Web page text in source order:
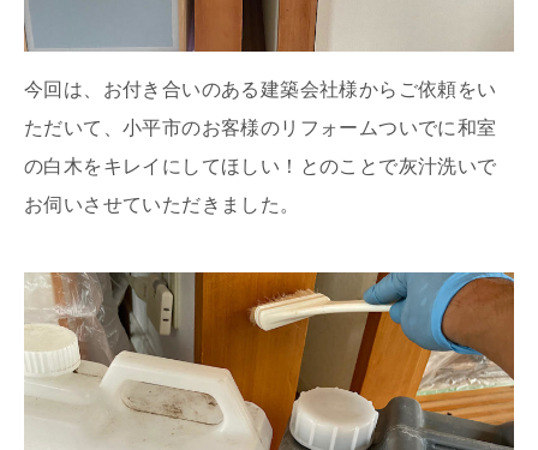
今回は、お付き合いのある建築会社様からご依頼をい
ただいて、小平市のお客様のリフォームついでに和室
の白木をキレイにしてほしい！とのことで灰汁洗いで
お伺いさせていただきました。